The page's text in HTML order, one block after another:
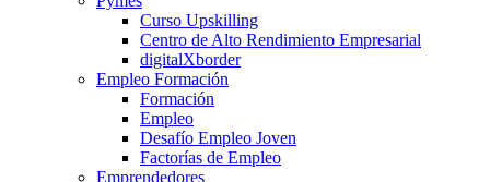
Curso Upskilling
Centro de Alto Rendimiento Empresarial
digitalXborder
Empleo Formación
Formación
Empleo
Desafío Empleo Joven
Factorías de Empleo
Emprendedores